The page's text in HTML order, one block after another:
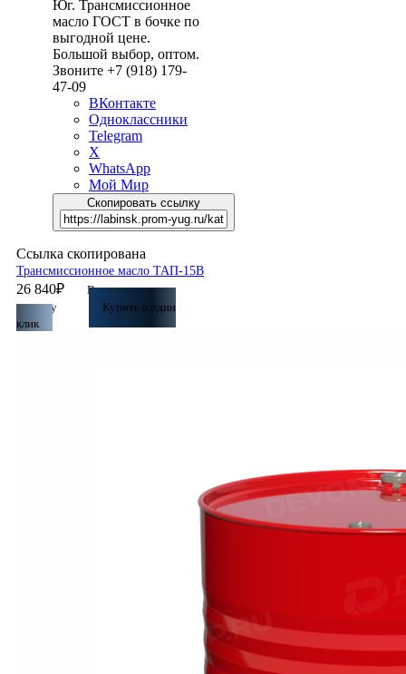
Юг. Трансмиссионное
масло ГОСТ в бочке по
выгодной цене.
Большой выбор, оптом.
Звоните +7 (918) 179-
47-09
ВКонтакте
Одноклассники
Telegram
X
WhatsApp
Мой Мир
Скопировать ссылку
Ссылка скопирована
Трансмиссионное масло ТАП-15В
26 840₽
В
корзину
Купить в один
клик